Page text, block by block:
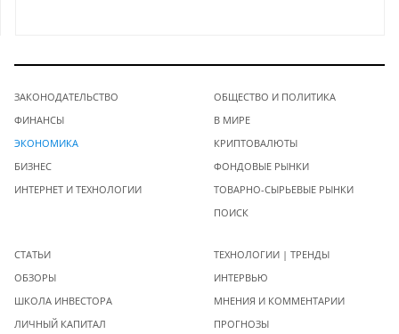
ЗАКОНОДАТЕЛЬСТВО
ФИНАНСЫ
ЭКОНОМИКА
БИЗНЕС
ИНТЕРНЕТ И ТЕХНОЛОГИИ
ОБЩЕСТВО И ПОЛИТИКА
В МИРЕ
КРИПТОВАЛЮТЫ
ФОНДОВЫЕ РЫНКИ
ТОВАРНО-СЫРЬЕВЫЕ РЫНКИ
ПОИСК
СТАТЬИ
ОБЗОРЫ
ШКОЛА ИНВЕСТОРА
ЛИЧНЫЙ КАПИТАЛ
ТЕХНОЛОГИИ | ТРЕНДЫ
ИНТЕРВЬЮ
МНЕНИЯ И КОММЕНТАРИИ
ПРОГНОЗЫ